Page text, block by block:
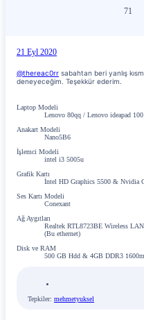
71
21 Eyl 2020
@thereac0rr sabahtan beri yanlış
deneyeceğim. Teşekkür ederim.
Laptop Modeli
Lenovo 80qq / Lenovo ideapad
Anakart Modeli
Nano5B6
İşlemci Modeli
intel i3 5005u
Grafik Kartı
İntel HD Graphics 5500 & Nvidia
Ses Kartı Modeli
Conexant
Ağ Aygıtları
Realtek RTL8723BE Wireless
(Bu ethernet)
Disk ve RAM
500 GB Hdd & 4GB DDR3
Tepkiler: mehmetyuksel